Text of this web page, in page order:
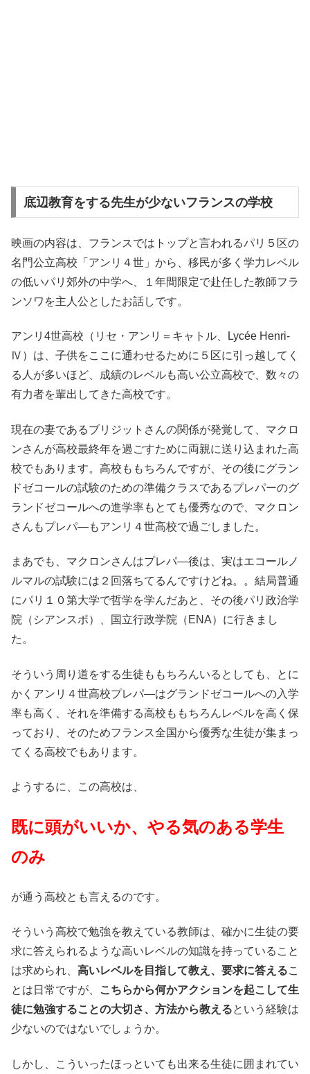
底辺教育をする先生が少ないフランスの学校
映画の内容は、フランスではトップと言われるパリ５区の
名門公立高校「アンリ４世」から、移民が多く学力レベル
の低いパリ郊外の中学へ、１年間限定で赴任した教師フラ
ンソワを主人公としたお話しです。
アンリ4世高校（リセ・アンリ＝キャトル、Lycée Henri-
Ⅳ）は、子供をここに通わせるために５区に引っ越してく
る人が多いほど、成績のレベルも高い公立高校で、数々の
有力者を輩出してきた高校です。
現在の妻であるブリジットさんの関係が発覚して、マクロ
ンさんが高校最終年を過ごすために両親に送り込まれた高
校でもあります。高校ももちろんですが、その後にグラン
ドゼコールの試験のための準備クラスであるプレパーのグ
ランドゼコールへの進学率もとても優秀なので、マクロン
さんもプレパ―もアンリ４世高校で過ごしました。
まあでも、マクロンさんはプレパ―後は、実はエコールノ
ルマルの試験には２回落ちてるんですけどね。。結局普通
にパリ１０第大学で哲学を学んだあと、その後パリ政治学
院（シアンスポ）、国立行政学院（ENA）に行きまし
た。
そういう周り道をする生徒ももちろんいるとしても、とに
かくアンリ４世高校プレパ―はグランドゼコールへの入学
率も高く、それを準備する高校ももちろんレベルを高く保
っており、そのためフランス全国から優秀な生徒が集まっ
てくる高校でもあります。
ようするに、この高校は、
既に頭がいいか、やる気のある学生
のみ
が通う高校とも言えるのです。
そういう高校で勉強を教えている教師は、確かに生徒の要
求に答えられるような高いレベルの知識を持っていること
は求められ、 高いレベルを目指して教え、要求に答えるこ
とは日常ですが、
こちらから何かアクションを起こして生
徒に勉強することの大切さ、方法から教えるという経験は
少ないのではないでしょうか。
しかし、こういったほっといても出来る生徒に囲まれてい